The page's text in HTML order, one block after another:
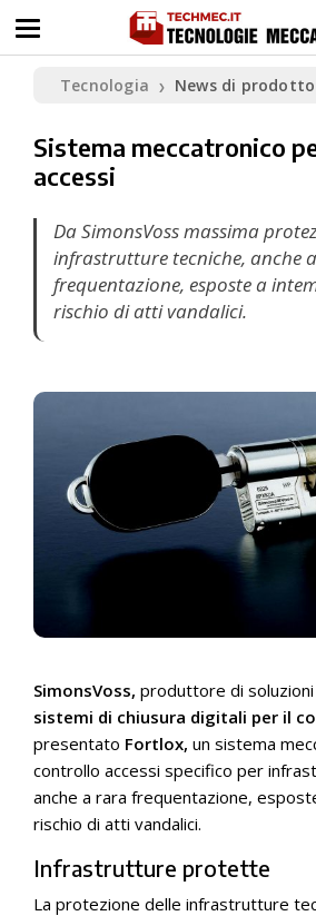
Tecnologia ❯ News di prodotto
Sistema meccatronico
accessi
Da SimonsVoss massima
infrastrutture tecniche, anche
frequentazione, esposte a
rischio di atti vandalici.
SimonsVoss, produttore di soluzioni
sistemi di chiusura digitali per il
presentato Fortlox, un sistema
controllo accessi specifico per
anche a rara frequentazione,
rischio di atti vandalici.
Infrastrutture protette
La protezione delle infrastrutture